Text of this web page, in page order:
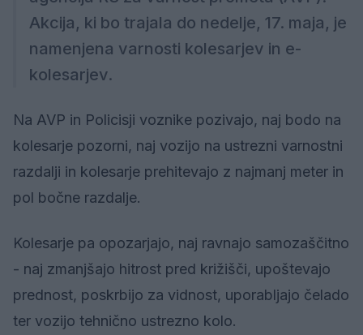
Akcija, ki bo trajala do nedelje, 17. maja, je
namenjena varnosti kolesarjev in e-
kolesarjev.
Na AVP in Policisji voznike pozivajo, naj bodo na
kolesarje pozorni, naj vozijo na ustrezni varnostni
razdalji in kolesarje prehitevajo z najmanj meter in
pol bočne razdalje.
Kolesarje pa opozarjajo, naj ravnajo samozaščitno
- naj zmanjšajo hitrost pred križišči, upoštevajo
prednost, poskrbijo za vidnost, uporabljajo čelado
ter vozijo tehnično ustrezno kolo.